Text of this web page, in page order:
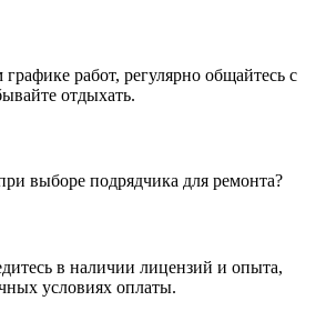
работ, регулярно общайтесь с
отдыхать.
выборе подрядчика для ремонта?
в наличии лицензий и опыта,
условиях оплаты.